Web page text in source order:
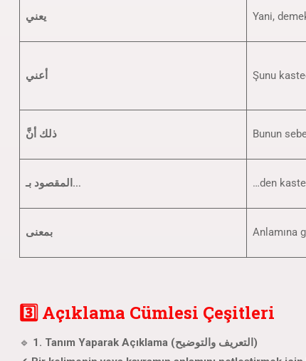
يعني Yani,
أعني Şunu
ذلك أنَّ Bunun
المقصود بـ… …den
بمعنى Anlamına
3️⃣ Açıklama Cümlesi Çeşitleri
🔹
1. Tanım Yaparak Açıklama (التعريف والتوضيح)